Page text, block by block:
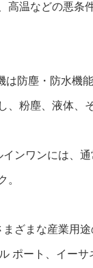
高温などの悪条
防塵・防水機
、粉塵、液体、
ンワンには、
。
ざまな産業用
ポート、イー